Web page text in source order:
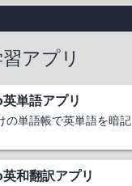
アプリ
単語アプリ
の単語帳で英単語を暗記
和翻訳アプリ